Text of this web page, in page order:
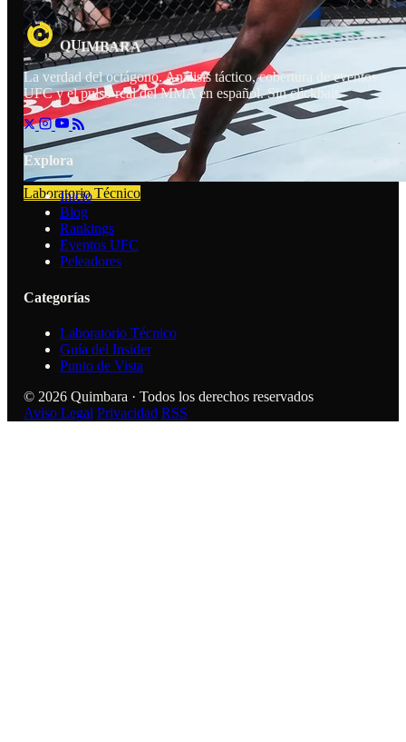
Laboratorio Técnico
QUIMBARA
La verdad del octágono. Análisis táctico, cobertura de eventos
UFC y el pulso real del MMA en español. Sin clickbait.
Explora
Inicio
Blog
Rankings
Eventos UFC
Peleadores
Categorías
Laboratorio Técnico
Guía del Insider
Punto de Vista
© 2026 Quimbara · Todos los derechos reservados
Aviso Legal Privacidad RSS